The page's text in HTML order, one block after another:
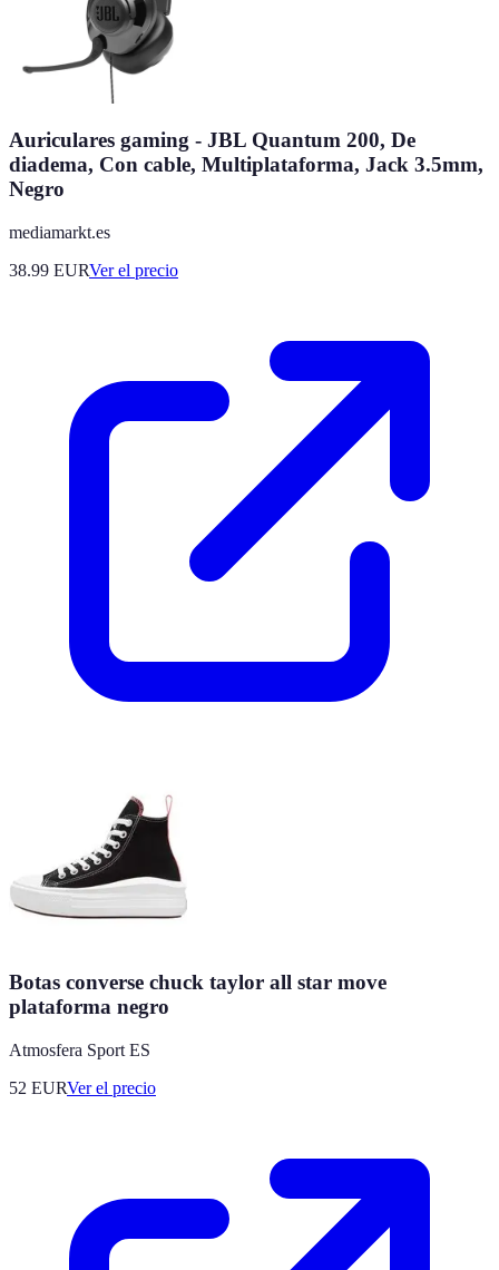
Auriculares gaming - JBL Quantum 200, De
diadema, Con cable, Multiplataforma, Jack 3.5mm,
Negro
mediamarkt.es
38.99 EURVer el precio
Botas converse chuck taylor all star move
plataforma negro
Atmosfera Sport ES
52 EURVer el precio